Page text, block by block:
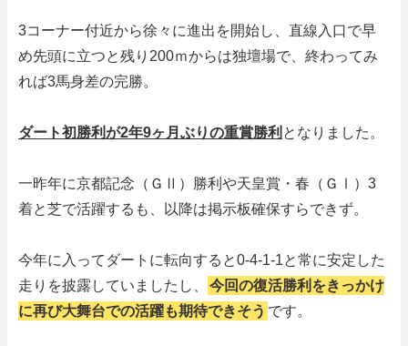
3コーナー付近から徐々に進出を開始し、直線入口で早
め先頭に立つと残り200ｍからは独壇場で、終わってみ
れば3馬身差の完勝。
ダート初勝利が2年9ヶ月ぶりの重賞勝利 となりました。
一昨年に京都記念（ＧⅡ）勝利や天皇賞・春（ＧⅠ）3
着と芝で活躍するも、以降は掲示板確保すらできず。
今年に入ってダートに転向すると0-4-1-1と常に安定した
走りを披露していましたし、
今回の復活勝利をきっかけ
に再び大舞台での活躍も期待できそう です。